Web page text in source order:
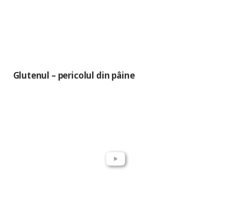
Glutenul – pericolul din pâine